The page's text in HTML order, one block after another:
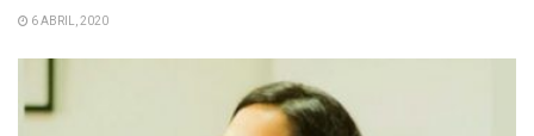
6 ABRIL, 2020